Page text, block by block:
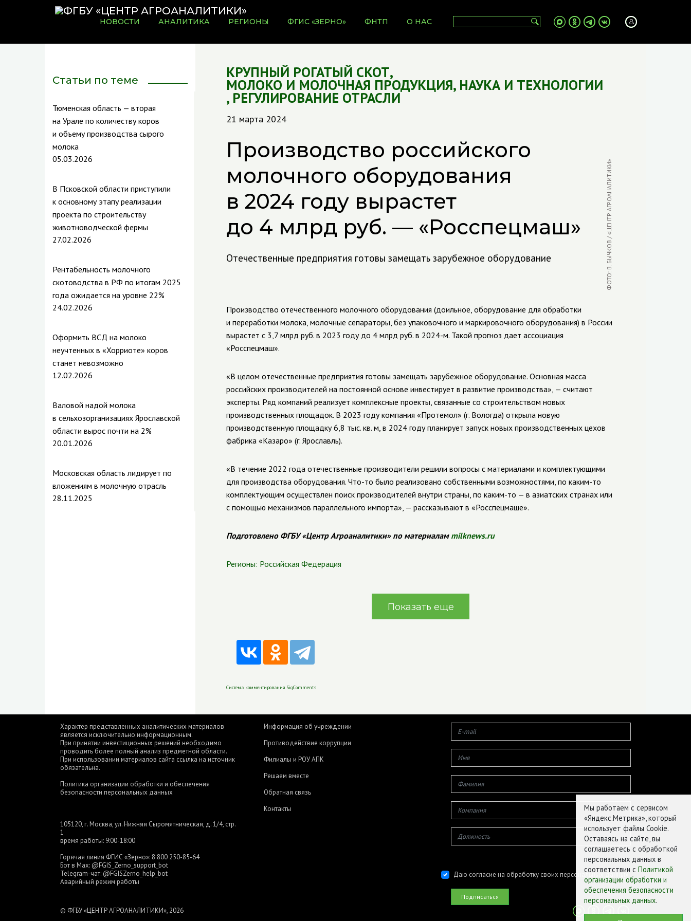
НОВОСТИ АНАЛИТИКА РЕГИОНЫ ФГИС «ЗЕРНО» ФНТП О НАС
Статьи по теме
Тюменская область — вторая
на Урале по количеству коров
и объему производства сырого
молока
05.03.2026
В Псковской области приступили
к основному этапу реализации
проекта по строительству
животноводческой фермы
27.02.2026
Рентабельность молочного
скотоводства в РФ по итогам 2025
года ожидается на уровне 22%
24.02.2026
Оформить ВСД на молоко
неучтенных в «Хорриоте» коров
станет невозможно
12.02.2026
Валовой надой молока
в сельхозорганизациях Ярославской
области вырос почти на 2%
20.01.2026
Московская область лидирует по
вложениям в молочную отрасль
28.11.2025
КРУПНЫЙ РОГАТЫЙ СКОТ,
МОЛОКО И МОЛОЧНАЯ ПРОДУКЦИЯ, НАУКА И ТЕХНОЛОГИИ
, РЕГУЛИРОВАНИЕ ОТРАСЛИ
21 марта 2024
Производство российского
молочного оборудования
в 2024 году вырастет
до 4 млрд руб. — «Росспецмаш»
Отечественные предприятия готовы замещать зарубежное оборудование ФОТО: В. БЫЧКОВ / «ЦЕНТР АГРОАНАЛИТИКИ»
Производство отечественного молочного оборудования (доильное, оборудование для обработки
и переработки молока, молочные сепараторы, без упаковочного и маркировочного оборудования) в России
вырастет с 3,7 млрд руб. в 2023 году до 4 млрд руб. в 2024-м. Такой прогноз дает ассоциация
«Росспецмаш».
«В целом отечественные предприятия готовы замещать зарубежное оборудование. Основная масса
российских производителей на постоянной основе инвестирует в развитие производства», — считают
эксперты. Ряд компаний реализует комплексные проекты, связанные со строительством новых
производственных площадок. В 2023 году компания «Протемол» (г. Вологда) открыла новую
производственную площадку 6,8 тыс. кв. м, в 2024 году планирует запуск новых производственных цехов
фабрика «Казаро» (г. Ярославль).
«В течение 2022 года отечественные производители решили вопросы с материалами и комплектующими
для производства оборудования. Что-то было реализовано собственными возможностями, по каким-то
комплектующим осуществлен поиск производителей внутри страны, по каким-то — в азиатских странах или
с помощью механизмов параллельного импорта», — рассказывают в «Росспецмаше».
Подготовлено ФГБУ «Центр Агроаналитики» по материалам milknews.ru
Регионы: Российская Федерация
Показать еще
Система комментирования SigComments
Характер представленных аналитических материалов
является исключительно информационным.
При принятии инвестиционных решений необходимо
проводить более полный анализ предметной области.
При использовании материалов сайта ссылка на источник
обязательна.
Политика организации обработки и обеспечения
безопасности персональных данных
105120, г. Москва, ул. Нижняя Сыромятническая, д. 1/4, стр.
1
время работы: 9:00-18:00
Горячая линия ФГИС «Зерно»: 8 800 250-85-64
Бот в Max: @FGIS_Zerno_support_bot
Telegram-чат: @FGISZerno_help_bot
Аварийный режим работы
Информация об учреждении
Противодействие коррупции
Филиалы и РОУ АПК
Решаем вместе
Обратная связь
Контакты
Даю согласие на обработку своих персональных данных
© ФГБУ «ЦЕНТР АГРОАНАЛИТИКИ», 2026
Мы работаем с сервисом
«Яндекс.Метрика», который
использует файлы Cookie.
Оставаясь на сайте, вы
соглашаетесь с обработкой
персональных данных в
соответствии с Политикой
организации обработки и
обеспечения безопасности
персональных данных.